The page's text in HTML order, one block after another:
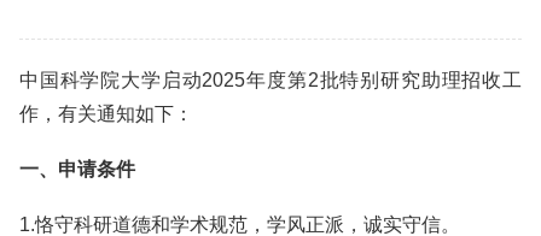
中国科学院大学启动2025年度第2批特别研究助理招收工
作，有关通知如下：
一、申请条件
1.恪守科研道德和学术规范，学风正派，诚实守信。